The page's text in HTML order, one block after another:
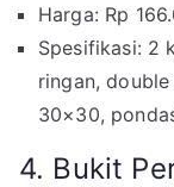
Harga: Rp
Spesifikasi: 2
ringan,
30×30,
4. Bukit